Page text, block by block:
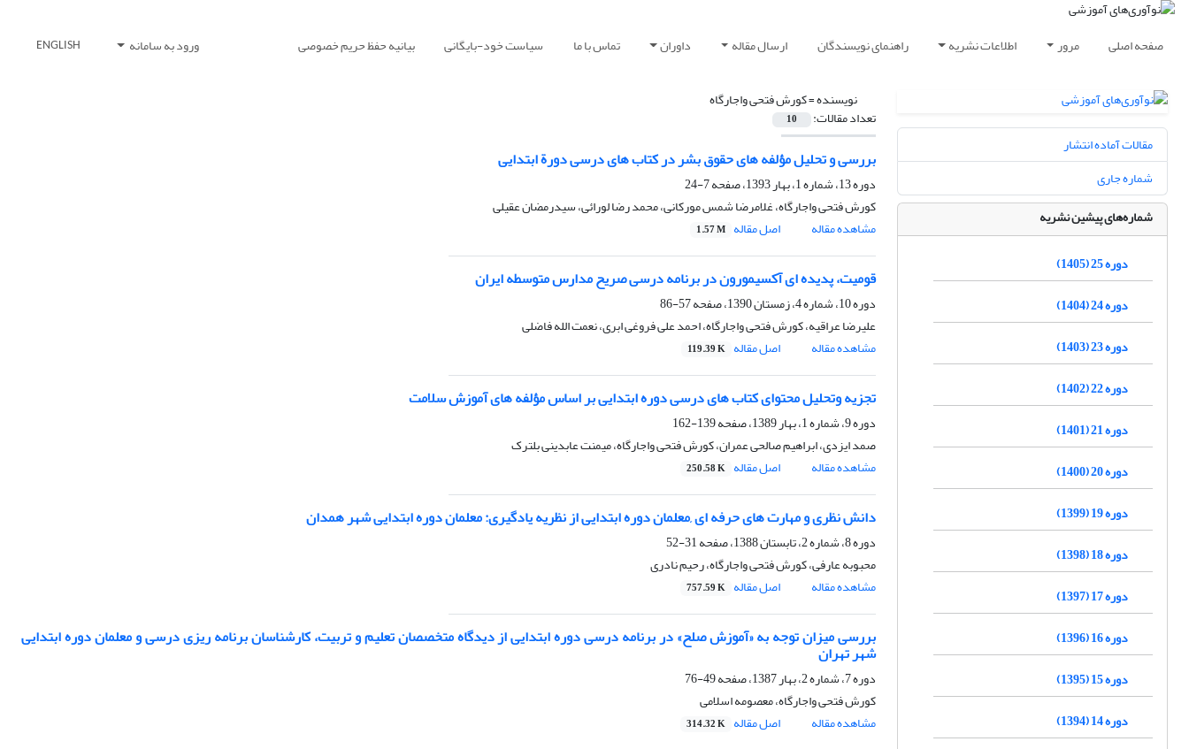
صفحه اصلی مرور اطلاعات نشریه راهنمای نویسندگان ارسال مقاله داوران تماس با ما سیاست خود-بایگانی بیانیه حفظ حریم خصوصی ورود به سامانه ENGLISH
نویسنده =کورش فتحی واجارگاه
تعداد مقالات: 10
بررسی و تحلیل مؤلفه های حقوق بشر در کتاب های درسی دورة ابتدایی
دوره 13، شماره 1، بهار 1393، صفحه
7-24
کورش فتحی واجارگاه، غلامرضا شمس مورکانی، محمد رضا لورائی، سیدرمضان عقیلی
مشاهده مقاله
اصل مقاله 1.57 M
قومیت، پدیده ای آکسیمورون در برنامه درسی صریح مدارس متوسطه ایران
دوره 10، شماره 4، زمستان 1390، صفحه
57-86
علیرضا عراقیه، کورش فتحی واجارگاه، احمد علی فروغی ابری، نعمت الله فاضلی
مشاهده مقاله
اصل مقاله 119.39 K
تجزیه وتحلیل محتوای کتاب های درسی دوره ابتدایی بر اساس مؤلفه های آموزش سلامت
دوره 9، شماره 1، بهار 1389، صفحه
139-162
صمد ایزدی، ابراهیم صالحی عمران، کورش فتحی واجارگاه، میمنت عابدینی بلترک
مشاهده مقاله
اصل مقاله 250.58 K
دانش نظری و مهارت های حرفه ای ,معلمان دوره ابتدایی از نظریه یادگیری: معلمان دوره ابتدایی شهر همدان
دوره 8، شماره 2، تابستان 1388، صفحه
31-52
محبوبه عارفی، کورش فتحی واجارگاه، رحیم نادری
مشاهده مقاله
اصل مقاله 757.59 K
بررسی میزان توجه به «آموزش صلح» در برنامه درسی دوره ابتدایی از دیدگاه متخصصان تعلیم و تربیت، کارشناسان برنامه ریزی درسی و معلمان دوره ابتدایی
شهر تهران
دوره 7، شماره 2، بهار 1387، صفحه
49-76
کورش فتحی واجارگاه، معصومه اسلامی
مشاهده مقاله
اصل مقاله 314.32 K
مقالات آماده انتشار
شماره جاری
شماره‌های پیشین نشریه
دوره 25 (1405)
دوره 24 (1404)
دوره 23 (1403)
دوره 22 (1402)
دوره 21 (1401)
دوره 20 (1400)
دوره 19 (1399)
دوره 18 (1398)
دوره 17 (1397)
دوره 16 (1396)
دوره 15 (1395)
دوره 14 (1394)